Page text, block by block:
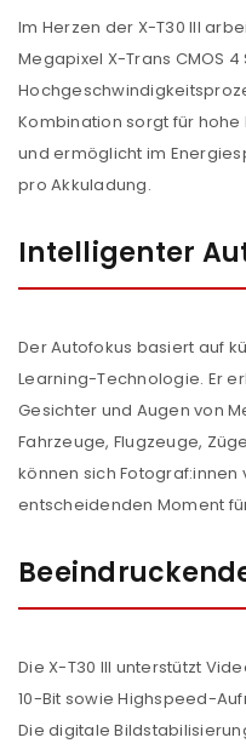
Im Herzen der X-T30 III
Megapixel X-Trans CMOS
Kombination sorgt für
und ermöglicht im
pro Akkuladung.
Intelligenter
Der Autofokus basiert auf
Learning-Technologie. Er
Gesichter und Augen von
Fahrzeuge, Flugzeuge,
können sich
entscheidenden Moment
Die X-T30 III unterstützt
10-Bit sowie Highspeed-
Die digitale